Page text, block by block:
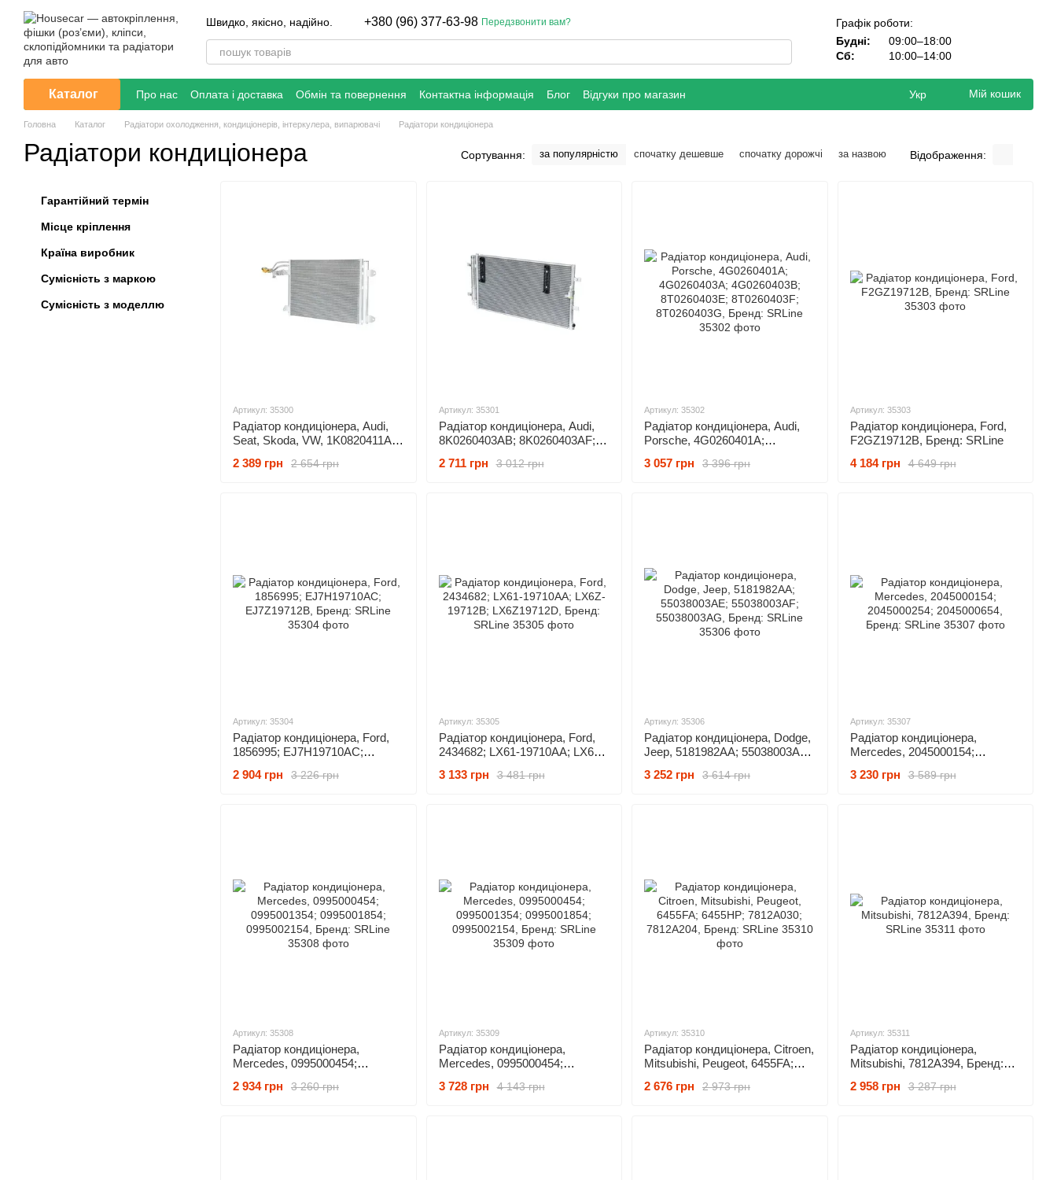
Перейти до основного контенту
Швидко, якісно, надійно.
+380 (96) 377-63-98 Передзвонити вам?
Графік роботи:
Будні:
09:00–18:00
Сб:
10:00–14:00
Каталог Про нас Оплата і доставка Обмін та повернення Контактна інформація Блог Відгуки про магазин Укр Мій кошик
Головна Каталог Радіатори охолодження, кондиціонерів, інтеркулера, випарювачі Радіатори кондиціонера
Радіатори кондиціонера Сортування: за популярністю спочатку дешевше спочатку дорожчі за назвою Відображення:
Артикул: 35300
Радіатор кондиціонера, Audi,
Seat, Skoda, VW, 1K0820411AC;
1K0820411AK; 1K0820411P;
2 654 грн
2 389 грн
Артикул: 35301
Радіатор кондиціонера, Audi,
8K0260403AB; 8K0260403AF;
8K0260403M, Бренд: SRLine
3 012 грн
2 711 грн
Артикул: 35302
Радіатор кондиціонера, Audi,
Porsche, 4G0260401A;
8T0260403E; 8T0260403F;
3 396 грн
3 057 грн
Артикул: 35303
Радіатор кондиціонера, Ford,
F2GZ19712B, Бренд: SRLine
4 649 грн
4 184 грн
Артикул: 35304
Радіатор кондиціонера, Ford,
1856995; EJ7H19710AC;
3 226 грн
2 904 грн
Артикул: 35305
Радіатор кондиціонера, Ford,
2434682; LX61-19710AA; LX6Z-
SRLine
3 481 грн
3 133 грн
Артикул: 35306
Радіатор кондиціонера, Dodge,
Jeep, 5181982AA; 55038003AE;
Бренд: SRLine3 614 грн
3 252 грн
Артикул: 35307
Радіатор кондиціонера,
Mercedes, 2045000154;
Бренд: SRLine3 589 грн
3 230 грн
Артикул: 35308
Радіатор кондиціонера,
Mercedes, 0995000454;
0995002154, Бренд: SRLine
3 260 грн
2 934 грн
Артикул: 35309
Радіатор кондиціонера,
Mercedes, 0995000454;
0995002154, Бренд: SRLine
4 143 грн
3 728 грн
Артикул: 35310
Радіатор кондиціонера, Citroen,
Mitsubishi, Peugeot, 6455FA;
Бренд: SRLine2 973 грн
2 676 грн
Артикул: 35311
Радіатор кондиціонера,
Mitsubishi, 7812A394, Бренд:
3 287 грн
2 958 грн
Гарантійний термін
Місце кріплення
Країна виробник
Сумісність з маркою
Сумісність з моделлю